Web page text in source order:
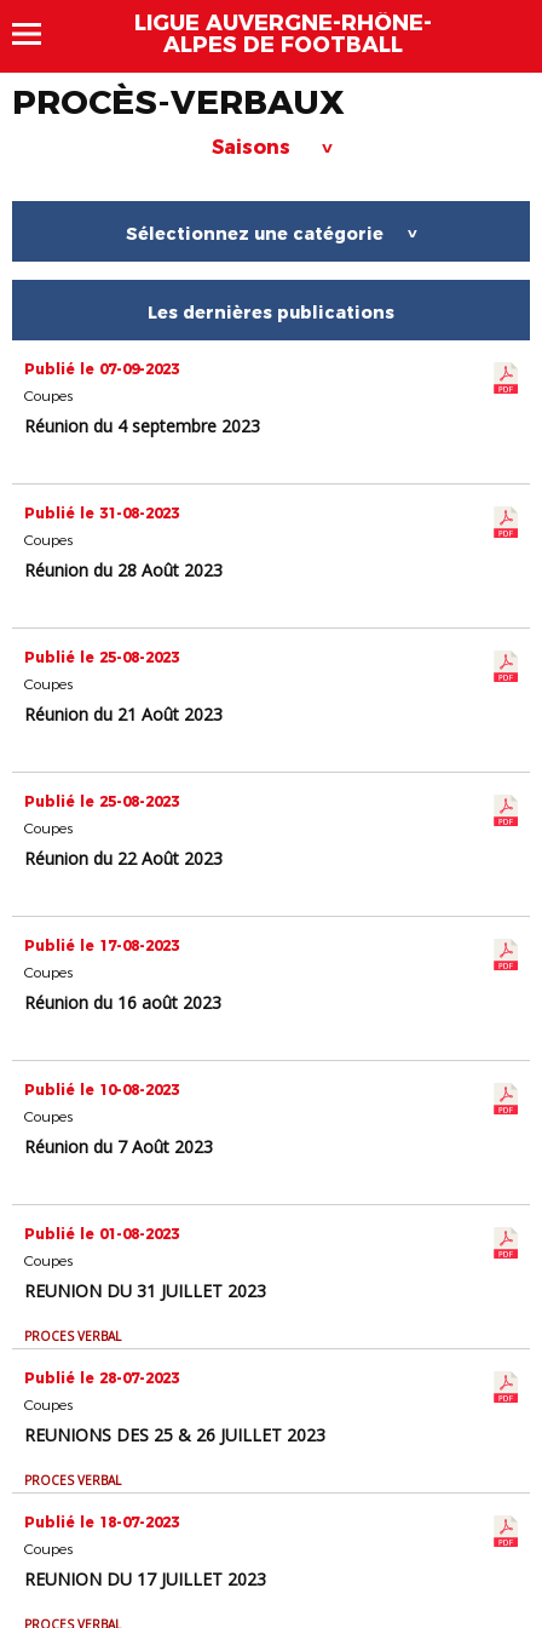
LIGUE AUVERGNE-RHÔNE-
ALPES DE FOOTBALL
PROCÈS-VERBAUX
Saisons >
Sélectionnez une catégorie >
Les dernières publications
Publié le 07-09-2023
Coupes
Réunion du 4 septembre 2023
Publié le 31-08-2023
Coupes
Réunion du 28 Août 2023
Publié le 25-08-2023
Coupes
Réunion du 21 Août 2023
Publié le 25-08-2023
Coupes
Réunion du 22 Août 2023
Publié le 17-08-2023
Coupes
Réunion du 16 août 2023
Publié le 10-08-2023
Coupes
Réunion du 7 Août 2023
Publié le 01-08-2023
Coupes
REUNION DU 31 JUILLET 2023
PROCES VERBAL
Publié le 28-07-2023
Coupes
REUNIONS DES 25 & 26 JUILLET 2023
PROCES VERBAL
Publié le 18-07-2023
Coupes
REUNION DU 17 JUILLET 2023
PROCES VERBAL